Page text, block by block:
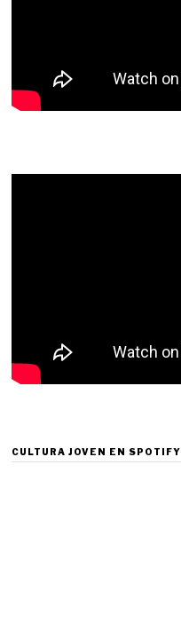
CULTURA JOVEN EN SPOTIFY